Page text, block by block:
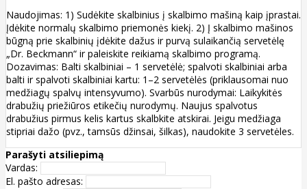
Naudojimas: 1) Sudėkite skalbinius į skalbimo mašiną kaip įprastai.
Įdėkite normalų skalbimo priemonės kiekį. 2) Į skalbimo mašinos
būgną prie skalbinių įdėkite dažus ir purvą sulaikančią servetėlę
„Dr. Beckmann“ ir paleiskite reikiamą skalbimo programą.
Dozavimas: Balti skalbiniai – 1 servetėlė; spalvoti skalbiniai arba
balti ir spalvoti skalbiniai kartu: 1–2 servetėlės (priklausomai nuo
medžiagų spalvų intensyvumo). Svarbūs nurodymai: Laikykitės
drabužių priežiūros etikečių nurodymų. Naujus spalvotus
drabužius pirmus kelis kartus skalbkite atskirai. Jeigu medžiaga
stipriai dažo (pvz., tamsūs džinsai, šilkas), naudokite 3 servetėles.
Parašyti atsiliepimą
Vardas:
El. pašto adresas: